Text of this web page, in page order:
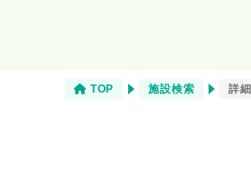
TOP 施設検索 詳細